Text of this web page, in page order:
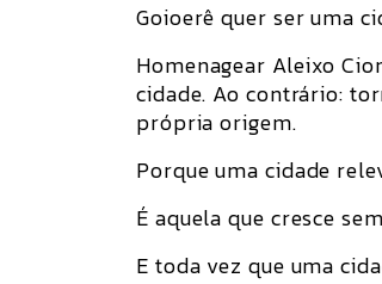
Goioerê quer ser uma
Homenagear Aleixo
cidade. Ao contrário:
própria origem.
Porque uma cidade
É aquela que cresce
E toda vez que uma